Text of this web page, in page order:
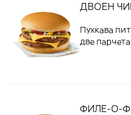
ДВОЕН
Пухкава
две
ФИЛЕ-О-